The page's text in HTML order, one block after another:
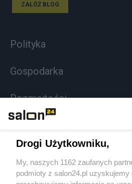
ZAŁÓŻ BLOG
Polityka
Gospodarka
Rozmaitości
Sport
Społeczeństwo
Drogi Użytkowniku,
My, naszych 1162 zaufanych
podmioty z salon24.pl uzyskujemy